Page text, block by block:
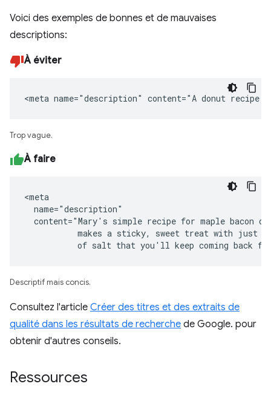
Voici des exemples de bonnes et de mauvaises
descriptions:
À éviter
<meta name="description" content="A donut
Trop vague.
À faire
<meta
  name="description"
content="Mary's simple recipe for maple bacon
makes a sticky, sweet treat with just a
of salt that you'll keep coming back
Descriptif mais concis.
Consultez l'article Créer des titres et des extraits de
qualité dans les résultats de recherche de Google. pour
obtenir d'autres conseils.
Ressources